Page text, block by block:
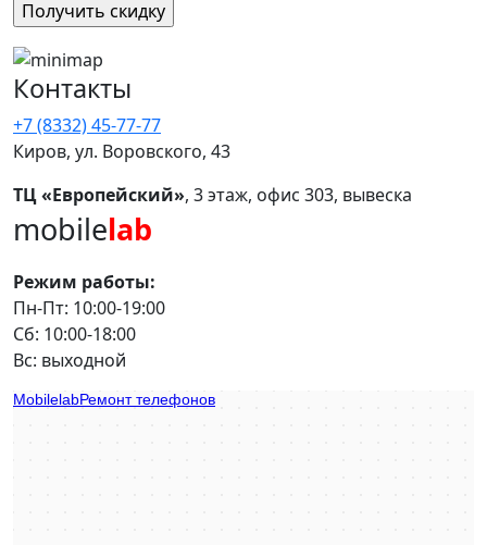
Контакты
+7 (8332) 45-77-77
Киров, ул. Воровского, 43
ТЦ «Европейский», 3 этаж, офис 303, вывеска
mobilelab
Режим работы:
Пн-Пт: 10:00-19:00
Сб: 10:00-18:00
Вс: выходной